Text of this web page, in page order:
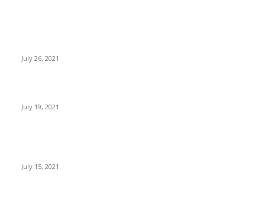
July 26, 2021
July 19, 2021
July 15, 2021